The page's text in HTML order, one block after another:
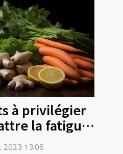
à privilégier
la fatigue
2023 13:06